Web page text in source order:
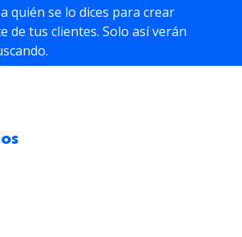
quién se lo dices para crear
de tus clientes. Solo así verán